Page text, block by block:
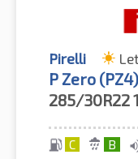
Pirelli
P Zero
285/30R22
C B